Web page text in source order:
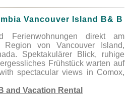
Vancouver Island B& B
Ferienwohnungen direkt am
von Vancouver Island,
Spektakulärer Blick, ruhige
Frühstück warten auf
spectacular views in Comox,
and Vacation Rental